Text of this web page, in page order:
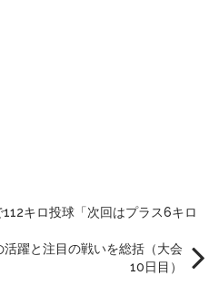
キロ投球「次回はプラス6キロ
躍と注目の戦いを総括（大会
10日目）